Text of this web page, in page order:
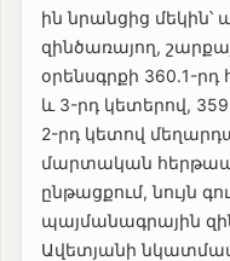
ին նրանցից
զինծառայող,
օրենսգրքի 360․1-
և 3-րդ կետերով,
2-րդ կետով
մարտական
ընթացքում, նույն
պայմանագրային
Ավետյանի